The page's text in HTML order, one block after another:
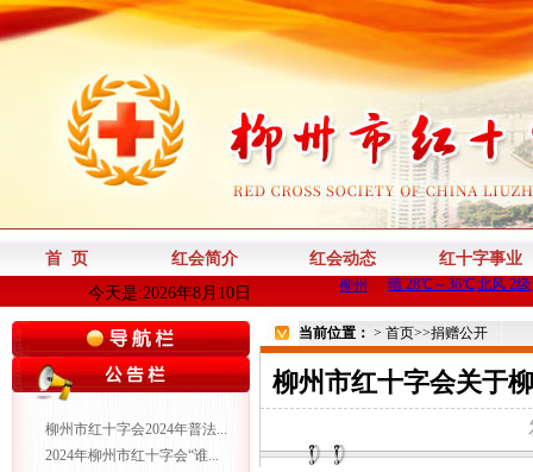
首 页 红会简介 红会动态
红十字事业
今天是:2026年8月10日
柳州市红十字会2024年普法...
2024年柳州市红十字会“谁...
当前位置： > 首页>>捐赠公开
柳州市红十字会关于